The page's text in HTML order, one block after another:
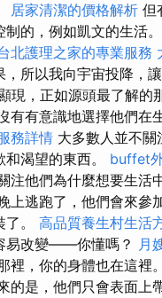
居家清潔的價格解析 但
的，例如凱文的生活。
北護理之家的專業服務
，所以我向宇宙投降，
現，正如源頭最了解的
有有意識地選擇他們在
務詳情 大多數人並不
渴望的東西。 buffet
注他們為什麼想要生活
上逃跑了，他們會來參
。 高品質養生村生活
易改變——你懂嗎？ 月
裡，你的身體也在這裡。
的是，他們只會表面上